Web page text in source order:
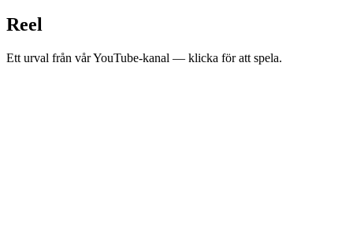
Reel
Ett urval från vår YouTube-kanal — klicka för att spela.